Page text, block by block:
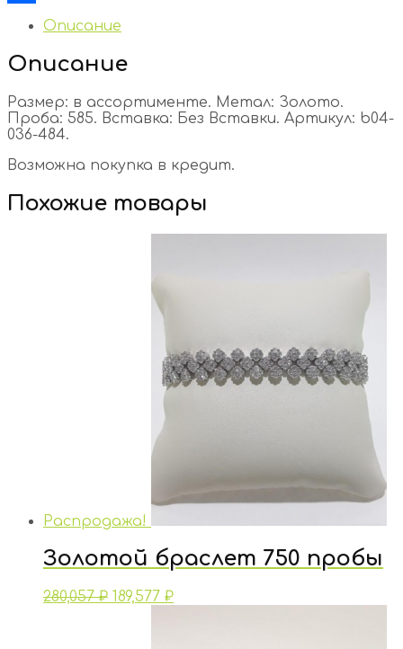
Отправить
Описание
Описание
Размер: в ассортименте. Метал: Золото.
Проба: 585. Вставка: Без Вставки. Артикул: b04-
036-484.
Возможна покупка в кредит.
Похожие товары
Распродажа!
Золотой браслет 750 пробы
280,057₽ 189,577 ₽